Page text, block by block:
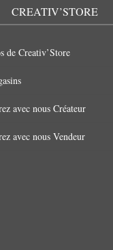
CREATIV’STORE
de Creativ’Store
avec nous Créateur
avec nous Vendeur